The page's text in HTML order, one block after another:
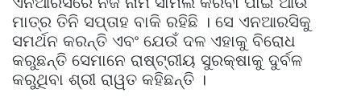
ମାତ୍ର ତିନି ସପ୍ତାହ ବାକି ରହିଛି । ସେ ଏନଆରସିକୁ
ସମର୍ଥନ କରନ୍ତି ଏବଂ ଯେଉଁ ଦଳ ଏହାକୁ ବିରୋଧ
କରୁଛନ୍ତି ସେମାନେ ରାଷ୍ଟ୍ରୀୟ ସୁରକ୍ଷାକୁ ଦୁର୍ବଳ
କରୁଥିବା ଶ୍ରୀ ରାୱତ କହିଛନ୍ତି ।